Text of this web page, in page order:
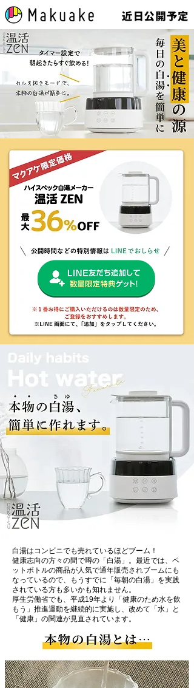
白湯はコンビニでも売れているほどブーム！
健康志向の方々の間で噂の「白湯」。最近では、ペ
ットボトルの商品が人気で通年販売されブームにも
なっているので、もうすでに「毎朝の白湯」を実践
されている方も多いかも知れません。
厚生労働省でも、平成19年より「健康のため水を飲
もう」推進運動を継続的に実施し、改めて「水」と
「健康」の関連が見直されています。